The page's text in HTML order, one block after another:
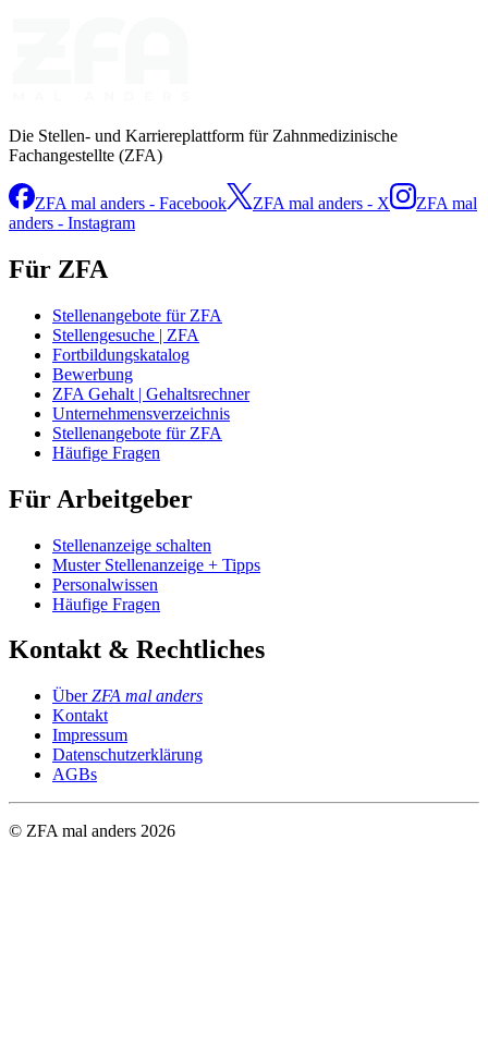
Die Stellen- und Karriereplattform für Zahnmedizinische
Fachangestellte (ZFA)
ZFA mal anders - Facebook ZFA mal anders - X
ZFA mal
anders - Instagram
Für ZFA
Stellenangebote für ZFA
Stellengesuche | ZFA
Fortbildungskatalog
Bewerbung
ZFA Gehalt | Gehaltsrechner
Unternehmensverzeichnis
Stellenangebote für ZFA
Häufige Fragen
Für Arbeitgeber
Stellenanzeige schalten
Muster Stellenanzeige + Tipps
Personalwissen
Häufige Fragen
Kontakt & Rechtliches
ÜberZFA mal anders
Kontakt
Impressum
Datenschutzerklärung
AGBs
© ZFA mal anders 2026